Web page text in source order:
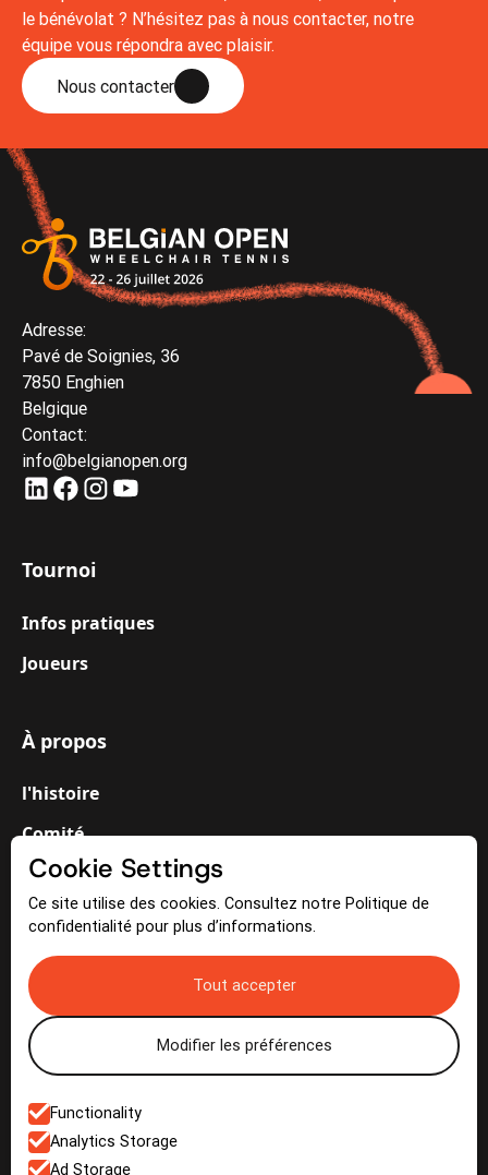
Cookie Settings
Ce site utilise des cookies. Consultez notre Politique de
confidentialité pour plus d’informations.
Tout accepter
Modifier les préférences
Functionality
Analytics Storage
Ad Storage
le bénévolat ? N’hésitez pas à nous contacter, notre
équipe vous répondra avec plaisir.
Nous contacter
Adresse:
Pavé de Soignies, 36
7850 Enghien
Belgique
Contact:
info@belgianopen.org
Tournoi
Infos pratiques
Joueurs
À propos
l'histoire
Comité
Bénévoles
Médias
Actualités
Galerie
Contact